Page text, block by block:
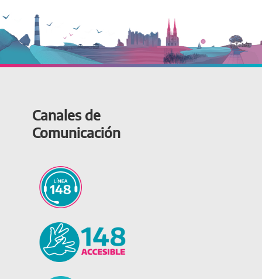
Canales de
Comunicación